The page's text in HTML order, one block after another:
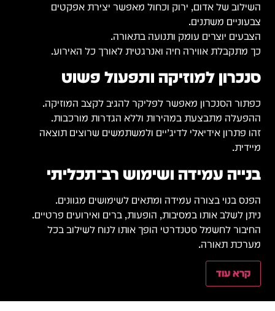
השילוב של אדום, ירוק וכחול מאפשר יצירת אפקטים
צבעוניים משתנים.
הצבעים יוצרים עומק ותנועה בתאורה.
כך מתקבלת אווירה חיה ואנרגטית לאורך כל האירוע.
סנכרון למוזיקה ותפעול פשוט
כפתור הסנכרון מאפשר לפליקר להגיב לקצב המוזיקה.
ההפעלה מתבצעת במהירות וללא הגדרות מורכבות.
זהו פתרון אידיאלי לדיג’יים ולמשתמשים שרוצים תוצאה
מיידית.
בנייה עמידה ושימוש רב־תכליתי
הפנס בנוי בצורה עמידה ומתאים לשימושים מגוונים.
ניתן לשלב אותו במסיבות, הופעות, ברים ואירועים פרטיים.
החיבור לחשמל סטנדרטי הופך אותו לנוח לשילוב בכל
מערכת תאורה.
קרא עוד